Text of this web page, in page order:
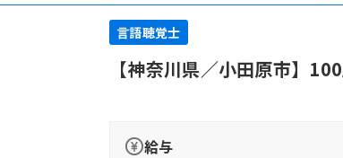
言語聴覚士
【神奈川県／小田原市】
給与